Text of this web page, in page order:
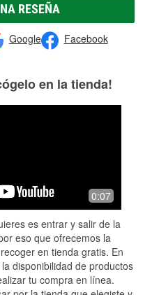
RESEÑA
Google Facebook
en la tienda!
0:07
es entrar y salir de la
eso que ofrecemos la
en tienda gratis. En
disponibilidad de productos
tu compra en línea.